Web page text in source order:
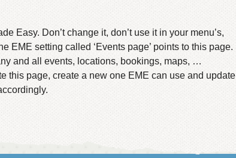
Easy. Don’t change it, don’t use it in your menu’s,
EME setting called ‘Events page’ points to this page.
and all events, locations, bookings, maps, …
this page, create a new one EME can use and update